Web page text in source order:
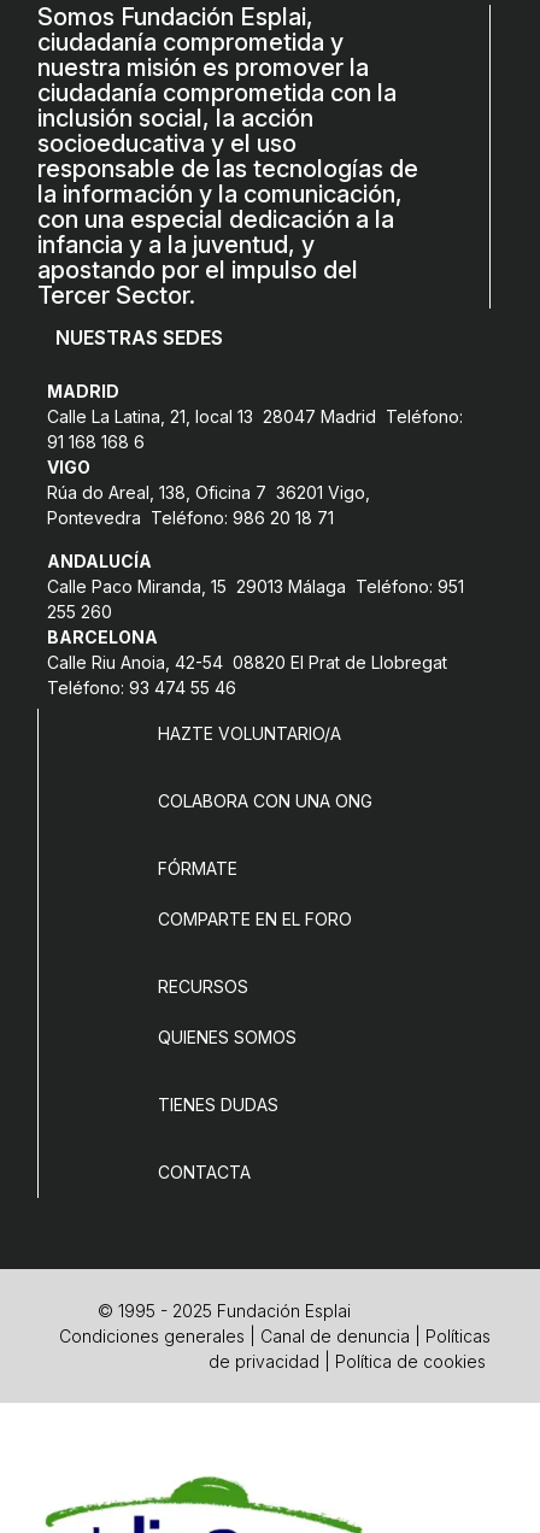
Somos Fundación Esplai,
ciudadanía comprometida y
nuestra misión es promover la
ciudadanía comprometida con la
inclusión social, la acción
socioeducativa y el uso
responsable de las tecnologías de
la información y la comunicación,
con una especial dedicación a la
infancia y a la juventud, y
apostando por el impulso del
Tercer Sector.
NUESTRAS SEDES
MADRID
Calle La Latina, 21, local 13 28047 Madrid Teléfono:
91 168 168 6
VIGO
Rúa do Areal, 138, Oficina 7 36201 Vigo,
Pontevedra Teléfono: 986 20 18 71
ANDALUCÍA
Calle Paco Miranda, 15 29013 Málaga Teléfono: 951
255 260
BARCELONA
Calle Riu Anoia, 42-54 08820 El Prat de Llobregat
Teléfono: 93 474 55 46
HAZTE VOLUNTARIO/A
COLABORA CON UNA ONG
FÓRMATE
COMPARTE EN EL FORO
RECURSOS
QUIENES SOMOS
TIENES DUDAS
CONTACTA
© 1995 - 2025 Fundación Esplai
Condiciones generales
Canal de denuncia
Políticas
de privacidad
Política de cookies
Els comptes clars
Memòria d'activitats
Proposta educativa
ACTUALITAT
Notícies
Butlletins
Diari de la Fundació
Xarxes socials
COL·LABORA
Fes un donatiu
Treballa amb nosaltres